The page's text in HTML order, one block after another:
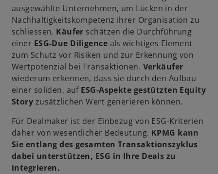
ausgewählte Unternehmen, um Lücken in der
Nachhaltigkeitskompetenz ihrer Organisation zu
schliessen. Käufer schätzen die Durchführung
einer ESG-Due Diligence als wichtiges Element
zum Schutz vor Risiken und zur Erkennung von
Wertpotenzial bei Transaktionen. Verkäufer
wiederum erkennen, dass sie durch den Aufbau
einer soliden, auf ESG-Aspekte gestützten Equity
Story zusätzlichen Wert generieren können.
Für Dealmaker ist der Einbezug von ESG-Kriterien
daher von wesentlicher Bedeutung. KPMG kann
Sie entlang des gesamten Transaktionszyklus
dabei unterstützen, ESG in Ihre Deals zu
integrieren.